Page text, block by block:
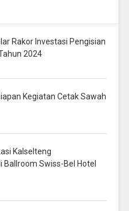
Rakor Investasi Pengisian
2024
Kegiatan Cetak Sawah
Kalselteng
Ballroom Swiss-Bel Hotel